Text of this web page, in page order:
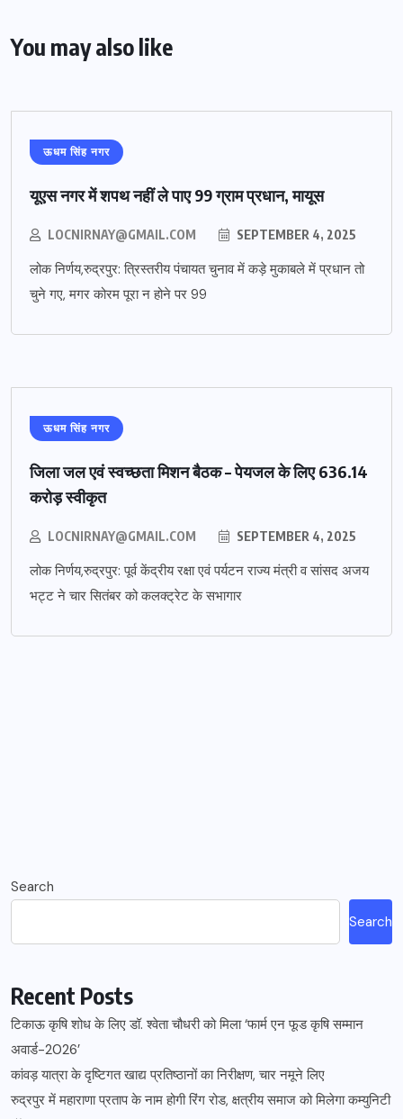
You may also like
ऊधम सिंह नगर
यूएस नगर में शपथ नहीं ले पाए 99 ग्राम प्रधान, मायूस
LOCNIRNAY@GMAIL.COM SEPTEMBER 4, 2025
लोक निर्णय,रुद्रपुर: त्रिस्तरीय पंचायत चुनाव में कड़े मुकाबले में प्रधान तो
चुने गए, मगर कोरम पूरा न होने पर 99
ऊधम सिंह नगर
जिला जल एवं स्वच्छता मिशन बैठक – पेयजल के लिए 636.14
करोड़ स्वीकृत
LOCNIRNAY@GMAIL.COM SEPTEMBER 4, 2025
लोक निर्णय,रुद्रपुर: पूर्व केंद्रीय रक्षा एवं पर्यटन राज्य मंत्री व सांसद अजय
भट्ट ने चार सितंबर को कलक्ट्रेट के सभागार
Search
Search
Recent Posts
टिकाऊ कृषि शोध के लिए डॉ. श्वेता चौधरी को मिला ‘फार्म एन फूड कृषि सम्मान
अवार्ड-2026’
कांवड़ यात्रा के दृष्टिगत खाद्य प्रतिष्ठानों का निरीक्षण, चार नमूने लिए
रुद्रपुर में महाराणा प्रताप के नाम होगी रिंग रोड, क्षत्रीय समाज को मिलेगा कम्युनिटी